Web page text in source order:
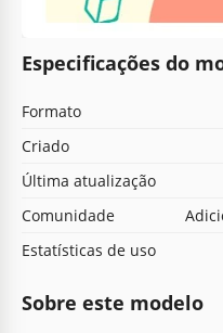
Especificações do
Formato
Criado
Última atualização
Comunidade
Estatísticas de uso
Sobre este modelo